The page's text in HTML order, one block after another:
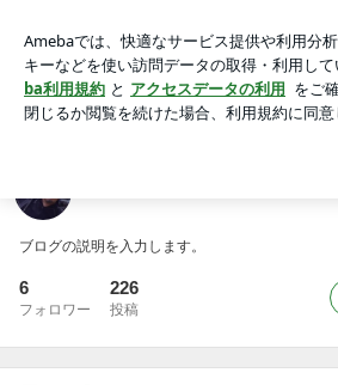
アプリをダウンロードして ブログの更新通知
ょう。
ブログの説明を入力します。
6
フォロワー
226
投稿